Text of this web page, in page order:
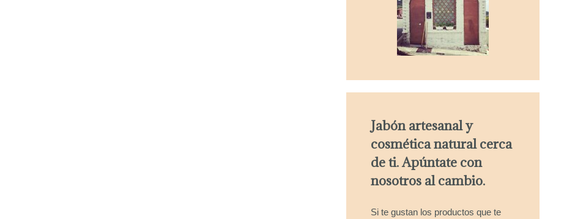
Jabón artesanal y
cosmética natural cerca
de ti. Apúntate con
nosotros al cambio.
Si te gustan los productos que te